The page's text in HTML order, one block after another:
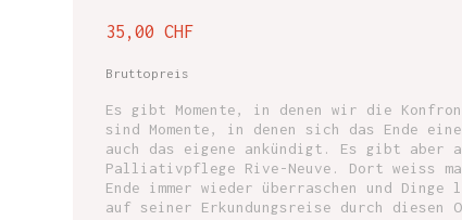
35,00 CHF
Bruttopreis
Es gibt Momente, in denen wir die
sind Momente, in denen sich das Ende
auch das eigene ankündigt. Es gibt aber
Palliativpflege Rive-Neuve. Dort weiss
Ende immer wieder überraschen und
auf seiner Erkundungsreise durch diesen